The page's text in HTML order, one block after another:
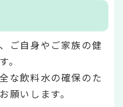
ご自身やご家族の健
。
な飲料水の確保のた
願いします。